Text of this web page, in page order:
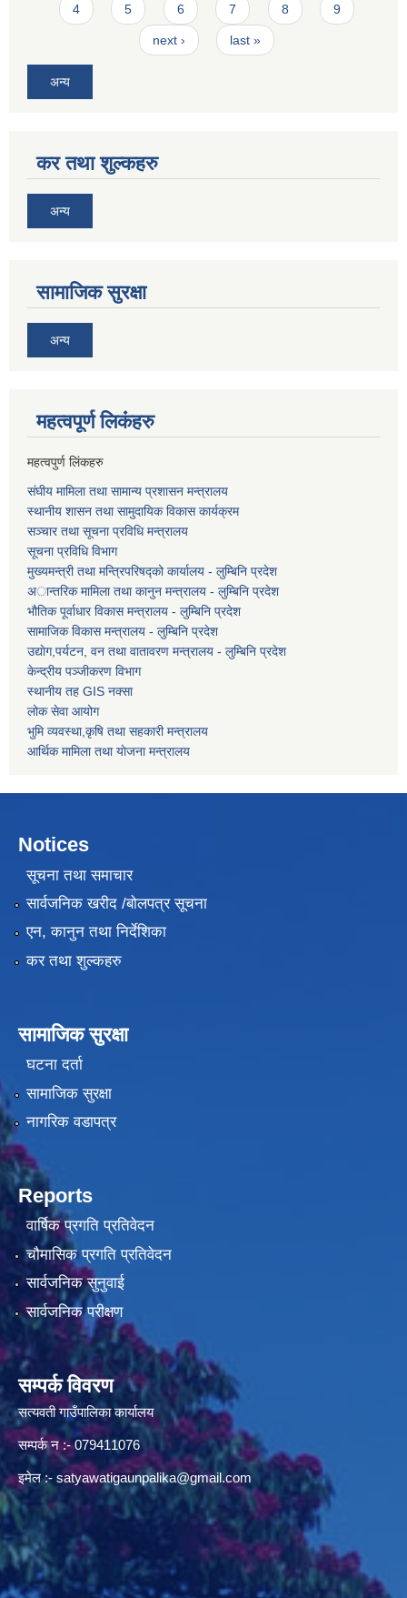
4 5 6 7 8 9
next › last »
अन्य
कर तथा शुल्कहरु
अन्य
सामाजिक सुरक्षा
अन्य
महत्वपूर्ण लि‌कंंहरु
महत्वपुर्ण लिंकहरु
संघीय मामिला तथा सामान्य प्रशासन मन्त्रालय
स्थानीय शासन तथा सामुदायिक विकास कार्यक्रम
सञ्चार तथा सूचना प्रविधि मन्त्रालय
सूचना प्रविधि विभाग
मुख्यमन्त्री तथा मन्त्रिपरिषद्को कार्यालय - लुम्बिनि प्रदेश
अान्तरिक मामिला तथा कानुन मन्त्रालय - लुम्बिनि प्रदेश
भौतिक पूर्वाधार विकास मन्त्रालय - लुम्बिनि प्रदेश
सामाजिक विकास मन्त्रालय - लुम्बिनि प्रदेश
उद्याेग,पर्यटन, वन तथा वातावरण मन्त्रालय - लुम्बिनि प्रदेश
केन्द्रीय पञ्जीकरण विभाग
स्थानीय तह GIS नक्सा
लोक सेवा आयोग
भुमि व्यवस्था,कृषि तथा सहकारी मन्त्रालय
आर्थिक मामिला तथा याेजना मन्त्रालय
Notices
सूचना तथा समाचार
सार्वजनिक खरीद /बोलपत्र सूचना
एन, कानुन तथा निर्देशिका
कर तथा शुल्कहरु
सामाजिक सुरक्षा
घटना दर्ता
सामाजिक सुरक्षा
नागरिक वडापत्र
Reports
वार्षिक प्रगति प्रतिवेदन
चौमासिक प्रगति प्रतिवेदन
सार्वजनिक सुनुवाई
सार्वजनिक परीक्षण
सम्पर्क विवरण
सत्यवती गाउँपालिका कार्यालय
सम्पर्क न‌ :- 079411076
इमेल :- satyawatigaunpalika@gmail.com